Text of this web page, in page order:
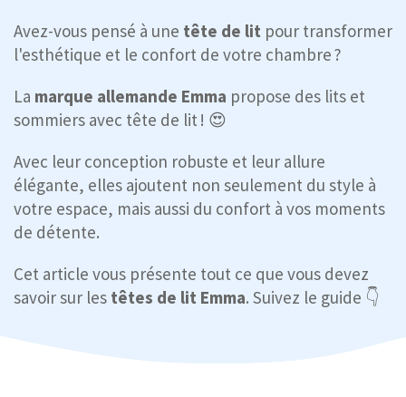
Avez-vous pensé à une tête de lit pour transformer
l'esthétique et le confort de votre chambre ?
La marque allemande Emma propose des lits et
sommiers avec tête de lit ! 😍
Avec leur conception robuste et leur allure
élégante, elles ajoutent non seulement du style à
votre espace, mais aussi du confort à vos moments
de détente.
Cet article vous présente tout ce que vous devez
savoir sur les têtes de lit Emma. Suivez le guide 👇